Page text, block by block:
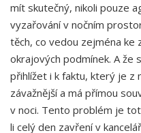
mít skutečný, nikoli pouze
vyzařování v nočním
těch, co vedou zejména ke
okrajových podmínek. A že
přihlížet i k faktu, který je z
závažnější a má přímou
v noci. Tento problém je
li celý den zavření v